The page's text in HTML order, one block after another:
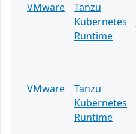
VMware
Tanzu
Kubernetes
Runtime
VMware
Tanzu
Kubernetes
Runtime